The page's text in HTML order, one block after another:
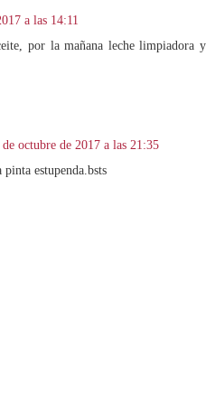
a las 14:11
por la mañana leche limpiadora y
de octubre de 2017 a las 21:35
estupenda.bsts